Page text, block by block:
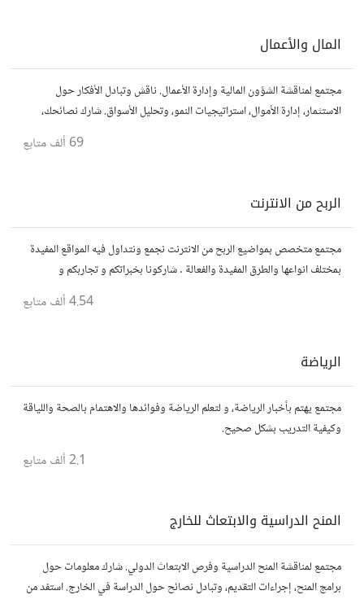
المال والأعمال
مجتمع لمناقشة الشؤون المالية وإدارة الأعمال. ناقش وتبادل الأفكار حول
الاستثمار، إدارة الأموال، استراتيجيات النمو، وتحليل الأسواق. شارك نصائحك،
69 ألف متابع
الربح من الانترنت
مجتمع متخصص بمواضيع الربح من الانترنت نجمع ونتداول فيه المواقع المفيدة
بمختلف انواعها والطرق المفيدة والفعالة . شاركونا بخبراتكم و تجاربكم و
4.54 ألف متابع
الرياضة
مجتمع يهتم بأخبار الرياضة، و لتعلم الرياضة وفوائدها والاهتمام بالصحة واللياقة
وكيفية التدريب بشكل صحيح.
2.1 ألف متابع
المنح الدراسية والابتعاث للخارج
مجتمع لمناقشة المنح الدراسية وفرص الابتعاث الدولي. شارك معلومات حول
برامج المنح، إجراءات التقديم، وتبادل نصائح حول الدراسة في الخارج. استفد من